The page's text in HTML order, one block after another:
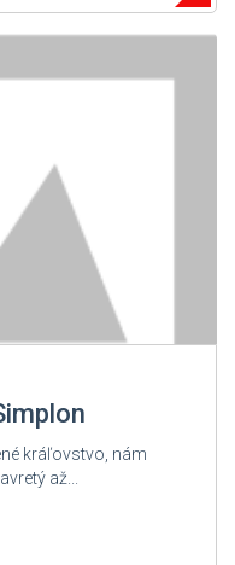
kráľovstvo, nám
až...